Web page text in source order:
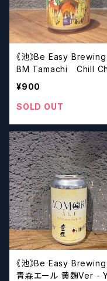
《池》Be Easy
BM Tamachi Chill
y IPA(Cold IPA) 【クラフ
¥900
SOLD OUT
《池》Be Easy
青森エール 黄麹Ver -